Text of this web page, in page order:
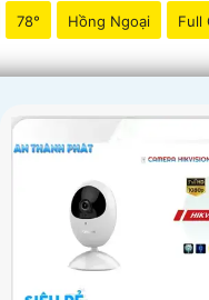
78° Hồng Ngoại Full